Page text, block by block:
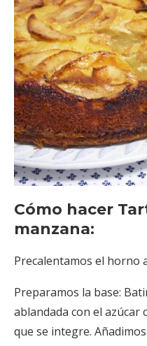
Cómo hacer
manzana:
Precalentamos el horno
Preparamos la base:
ablandada con el azúcar
que se integre.